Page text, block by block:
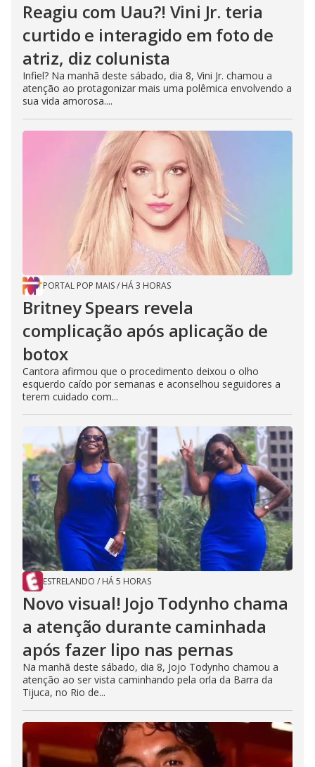
Reagiu com Uau?! Vini Jr. teria
curtido e interagido em foto de
atriz, diz colunista
Infiel? Na manhã deste sábado, dia 8, Vini Jr. chamou a
atenção ao protagonizar mais uma polêmica envolvendo a
sua vida amorosa....
PORTAL POP MAIS/ HÁ 3 HORAS
Britney Spears revela
complicação após aplicação de
botox
Cantora afirmou que o procedimento deixou o olho
esquerdo caído por semanas e aconselhou seguidores a
terem cuidado com...
ESTRELANDO / HÁ 5 HORAS
Novo visual! Jojo Todynho chama
a atenção durante caminhada
após fazer lipo nas pernas
Na manhã deste sábado, dia 8, Jojo Todynho chamou a
atenção ao ser vista caminhando pela orla da Barra da
Tijuca, no Rio de...